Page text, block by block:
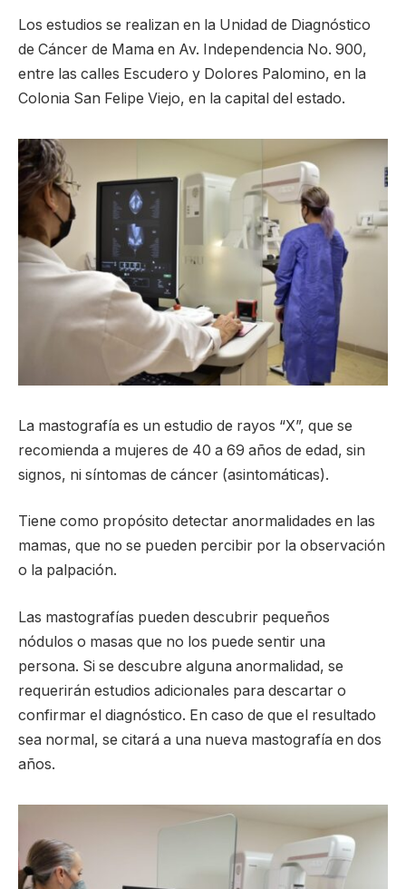
Los estudios se realizan en la Unidad de Diagnóstico
de Cáncer de Mama en Av. Independencia No. 900,
entre las calles Escudero y Dolores Palomino, en la
Colonia San Felipe Viejo, en la capital del estado.
La mastografía es un estudio de rayos “X”, que se
recomienda a mujeres de 40 a 69 años de edad, sin
signos, ni síntomas de cáncer (asintomáticas).
Tiene como propósito detectar anormalidades en las
mamas, que no se pueden percibir por la observación
o la palpación.
Las mastografías pueden descubrir pequeños
nódulos o masas que no los puede sentir una
persona. Si se descubre alguna anormalidad, se
requerirán estudios adicionales para descartar o
confirmar el diagnóstico. En caso de que el resultado
sea normal, se citará a una nueva mastografía en dos
años.